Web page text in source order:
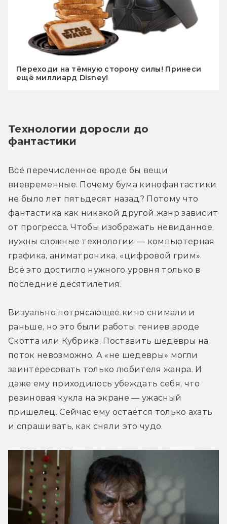
Переходи на тёмную сторону силы! Принеси
ещё миллиард Disney!
Технологии доросли до
фантастики
Всё перечисленное вроде бы вещи
вневременные. Почему бума кинофантастики
не было лет пятьдесят назад? Потому что
фантастика как никакой другой жанр зависит
от прогресса. Чтобы изображать невиданное,
нужны сложные технологии — компьютерная
графика, аниматроника, «цифровой грим».
Всё это достигло нужного уровня только в
последние десятилетия.
Визуально потрясающее кино снимали и
раньше, но это были работы гениев вроде
Скотта или Кубрика. Поставить шедевры на
поток невозможно. А «не шедевры» могли
заинтересовать только любителя жанра. И
даже ему приходилось убеждать себя, что
резиновая кукла на экране — ужасный
пришелец. Сейчас ему остаётся только ахать
и спрашивать, как сняли это чудо.